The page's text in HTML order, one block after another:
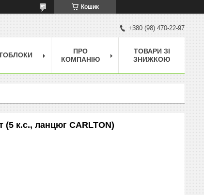
Кошик
+380 (98) 470-22-97
ПРО
КОМПАНІЮ
ТОВАРИ ЗІ
ЗНИЖКОЮ
(5 к.с., ланцюг CARLTON)